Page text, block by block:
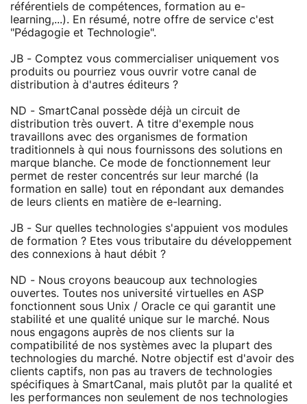
référentiels de compétences, formation au e-
learning,...). En résumé, notre offre de service c'est
"Pédagogie et Technologie".
JB - Comptez vous commercialiser uniquement vos
produits ou pourriez vous ouvrir votre canal de
distribution à d'autres éditeurs ?
ND - SmartCanal possède déjà un circuit de
distribution très ouvert. A titre d'exemple nous
travaillons avec des organismes de formation
traditionnels à qui nous fournissons des solutions en
marque blanche. Ce mode de fonctionnement leur
permet de rester concentrés sur leur marché (la
formation en salle) tout en répondant aux demandes
de leurs clients en matière de e-learning.
JB - Sur quelles technologies s'appuient vos modules
de formation ? Etes vous tributaire du développement
des connexions à haut débit ?
ND - Nous croyons beaucoup aux technologies
ouvertes. Toutes nos université virtuelles en ASP
fonctionnent sous Unix / Oracle ce qui garantit une
stabilité et une qualité unique sur le marché. Nous
nous engagons auprès de nos clients sur la
compatibilité de nos systèmes avec la plupart des
technologies du marché. Notre objectif est d'avoir des
clients captifs, non pas au travers de technologies
spécifiques à SmartCanal, mais plutôt par la qualité et
les performances non seulement de nos technologies